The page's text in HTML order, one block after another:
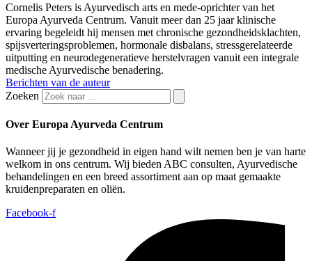
Cornelis Peters is Ayurvedisch arts en mede-oprichter van het
Europa Ayurveda Centrum. Vanuit meer dan 25 jaar klinische
ervaring begeleidt hij mensen met chronische gezondheidsklachten,
spijsverteringsproblemen, hormonale disbalans, stressgerelateerde
uitputting en neurodegeneratieve herstelvragen vanuit een integrale
medische Ayurvedische benadering.
Berichten van de auteur
Zoeken
Over Europa Ayurveda Centrum
Wanneer jij je gezondheid in eigen hand wilt nemen ben je van harte
welkom in ons centrum. Wij bieden ABC consulten, Ayurvedische
behandelingen en een breed assortiment aan op maat gemaakte
kruidenpreparaten en oliën.
Facebook-f